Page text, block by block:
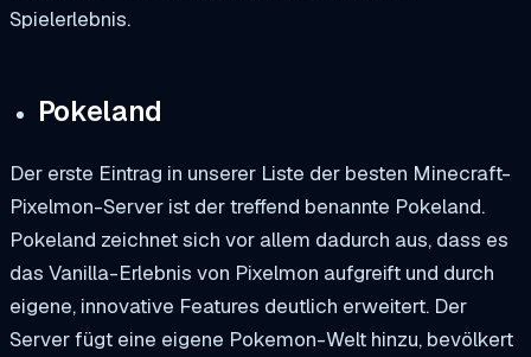
Spielerlebnis.
Pokeland
Der erste Eintrag in unserer Liste der besten Minecraft-
Pixelmon-Server ist der treffend benannte Pokeland.
Pokeland zeichnet sich vor allem dadurch aus, dass es
das Vanilla-Erlebnis von Pixelmon aufgreift und durch
eigene, innovative Features deutlich erweitert. Der
Server fügt eine eigene Pokemon-Welt hinzu, bevölkert